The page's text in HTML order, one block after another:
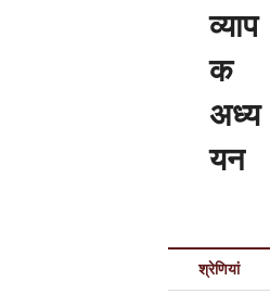
व्याप
क
अध्य
यन
श्रेणियां